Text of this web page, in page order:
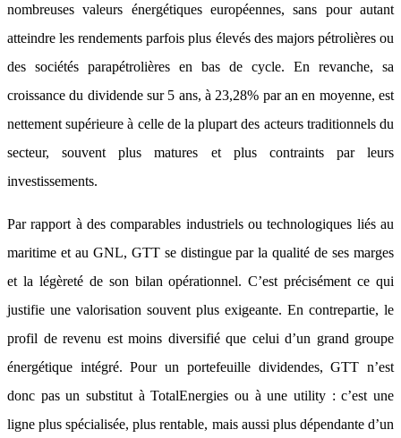
nombreuses valeurs énergétiques européennes, sans pour autant
atteindre les rendements parfois plus élevés des majors pétrolières ou
des sociétés parapétrolières en bas de cycle. En revanche, sa
croissance du dividende sur 5 ans, à 23,28% par an en moyenne, est
nettement supérieure à celle de la plupart des acteurs traditionnels du
secteur, souvent plus matures et plus contraints par leurs
investissements.
Par rapport à des comparables industriels ou technologiques liés au
maritime et au GNL, GTT se distingue par la qualité de ses marges
et la légèreté de son bilan opérationnel. C’est précisément ce qui
justifie une valorisation souvent plus exigeante. En contrepartie, le
profil de revenu est moins diversifié que celui d’un grand groupe
énergétique intégré. Pour un portefeuille dividendes, GTT n’est
donc pas un substitut à TotalEnergies ou à une utility : c’est une
ligne plus spécialisée, plus rentable, mais aussi plus dépendante d’un